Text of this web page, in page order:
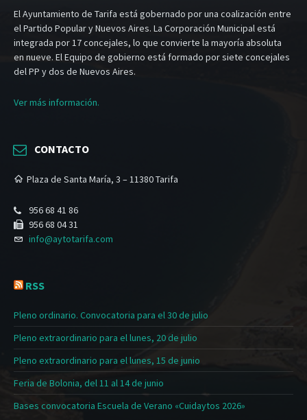
El Ayuntamiento de Tarifa está gobernado por una coalización entre
el Partido Popular y Nuevos Aires. La Corporación Municipal está
integrada por 17 concejales, lo que convierte la mayoría absoluta
en nueve. El Equipo de gobierno está formado por siete concejales
del PP y dos de Nuevos Aires.
Ver más información.
CONTACTO
Plaza de Santa María, 3 – 11380 Tarifa
956 68 41 86
956 68 04 31
info@aytotarifa.com
RSS
Pleno ordinario. Convocatoria para el 30 de julio
Pleno extraordinario para el lunes, 20 de julio
Pleno extraordinario para el lunes, 15 de junio
Feria de Bolonia, del 11 al 14 de junio
Bases convocatoria Escuela de Verano «Cuidaytos 2026»